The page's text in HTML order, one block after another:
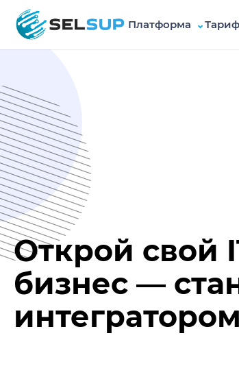
SelSup Платформа ⌄
Открой свой
бизнес —
интегратором